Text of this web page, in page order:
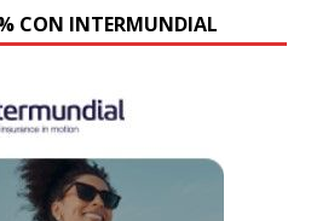
CON INTERMUNDIAL